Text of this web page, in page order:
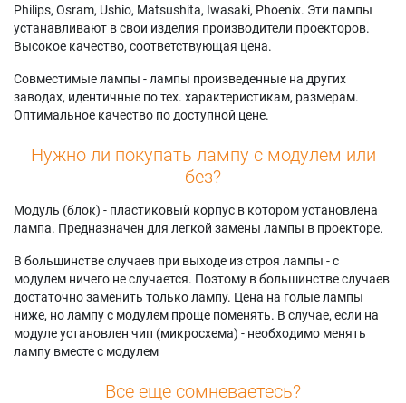
Philips, Osram, Ushio, Matsushita, Iwasaki, Phoenix. Эти лампы
устанавливают в свои изделия производители проекторов.
Высокое качество, соответствующая цена.
Совместимые лампы - лампы произведенные на других
заводах, идентичные по тех. характеристикам, размерам.
Оптимальное качество по доступной цене.
Нужно ли покупать лампу с модулем или
без?
Модуль (блок) - пластиковый корпус в котором установлена
лампа. Предназначен для легкой замены лампы в проекторе.
В большинстве случаев при выходе из строя лампы - с
модулем ничего не случается. Поэтому в большинстве случаев
достаточно заменить только лампу. Цена на голые лампы
ниже, но лампу с модулем проще поменять. В случае, если на
модуле установлен чип (микросхема) - необходимо менять
лампу вместе с модулем
Все еще сомневаетесь?